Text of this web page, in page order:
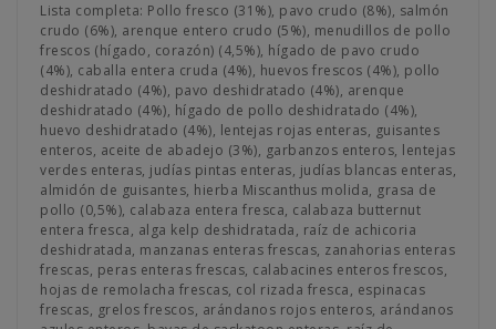
Lista completa: Pollo fresco (31%), pavo crudo (8%), salmón
crudo (6%), arenque entero crudo (5%), menudillos de pollo
frescos (hígado, corazón) (4,5%), hígado de pavo crudo
(4%), caballa entera cruda (4%), huevos frescos (4%), pollo
deshidratado (4%), pavo deshidratado (4%), arenque
deshidratado (4%), hígado de pollo deshidratado (4%),
huevo deshidratado (4%), lentejas rojas enteras, guisantes
enteros, aceite de abadejo (3%), garbanzos enteros, lentejas
verdes enteras, judías pintas enteras, judías blancas enteras,
almidón de guisantes, hierba Miscanthus molida, grasa de
pollo (0,5%), calabaza entera fresca, calabaza butternut
entera fresca, alga kelp deshidratada, raíz de achicoria
deshidratada, manzanas enteras frescas, zanahorias enteras
frescas, peras enteras frescas, calabacines enteros frescos,
hojas de remolacha frescas, col rizada fresca, espinacas
frescas, grelos frescos, arándanos rojos enteros, arándanos